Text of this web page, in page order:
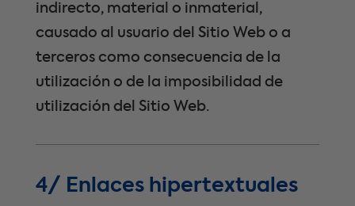
indirecto, material o inmaterial,
causado al usuario del Sitio Web o a
terceros como consecuencia de la
utilización o de la imposibilidad de
utilización del Sitio Web.
4/ Enlaces hipertextuales